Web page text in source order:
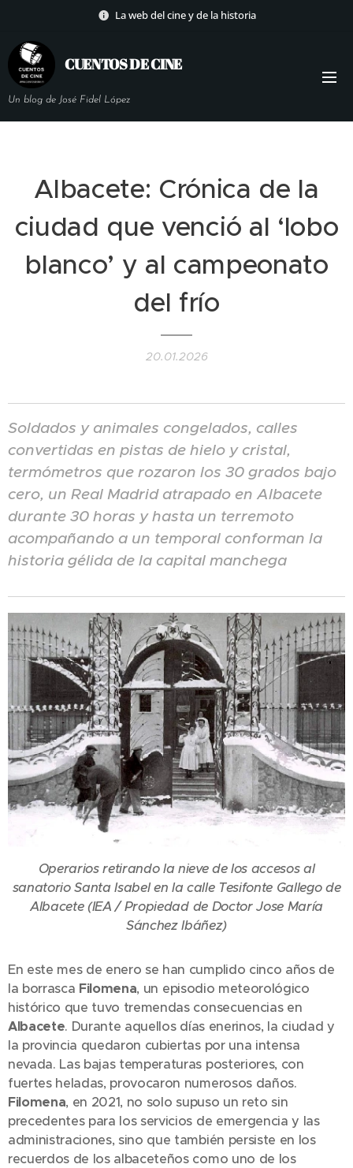
La web del cine y de la historia
CUENTOS DECINE
Un blog de José Fidel López
Albacete: Crónica de la
ciudad que venció al ‘lobo
blanco’ y al campeonato
del frío
20.01.2026
Soldados y animales congelados, calles
convertidas en pistas de hielo y cristal,
termómetros que rozaron los 30 grados bajo
cero, un Real Madrid atrapado en Albacete
durante 30 horas y hasta un terremoto
acompañando a un temporal conforman la
historia gélida de la capital manchega
Operarios retirando la nieve de los accesos al
sanatorio Santa Isabel en la calle Tesifonte Gallego de
Albacete (IEA / Propiedad de Doctor Jose María
Sánchez Ibáñez)
En este mes de enero se han cumplido cinco años de
la borrasca Filomena, un episodio meteorológico
histórico que tuvo tremendas consecuencias en
Albacete. Durante aquellos días enerinos, la ciudad y
la provincia quedaron cubiertas por una intensa
nevada. Las bajas temperaturas posteriores, con
fuertes heladas, provocaron numerosos daños.
Filomena, en 2021, no solo supuso un reto sin
precedentes para los servicios de emergencia y las
administraciones, sino que también persiste en los
recuerdos de los albaceteños como uno de los